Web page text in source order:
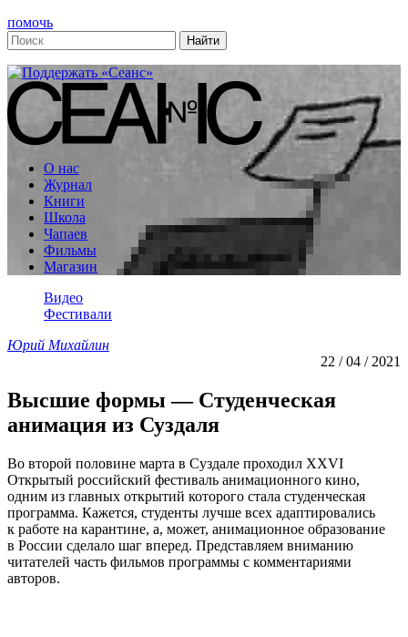
помочь
О нас
Журнал
Книги
Школа
Чапаев
Фильмы
Магазин
Видео
Фестивали
Юрий Михайлин
22 / 04 / 2021
Высшие формы — Студенческая
анимация из Суздаля
Во второй половине марта в Суздале проходил XХVI
Открытый российский фестиваль анимационного кино,
одним из главных открытий которого стала студенческая
программа. Кажется, студенты лучше всех адаптировались
к работе на карантине, а, может, анимационное образование
в России сделало шаг вперед. Представляем вниманию
читателей часть фильмов программы с комментариями
авторов.